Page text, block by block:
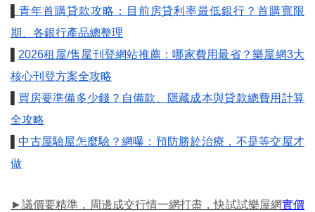
青年首購貸款攻略：目前房貸利率最低銀行？首購寬限
期、各銀行產品總整理
2026租屋/售屋刊登網站推薦：哪家費用最省？樂屋網3大
核心刊登方案全攻略
買房要準備多少錢？自備款、隱藏成本與貸款總費用計算
全攻略
中古屋驗屋怎麼驗？網曝：預防勝於治療，不是等交屋才
做
►議價要精準，周邊成交行情一網打盡，快試試樂屋網實價